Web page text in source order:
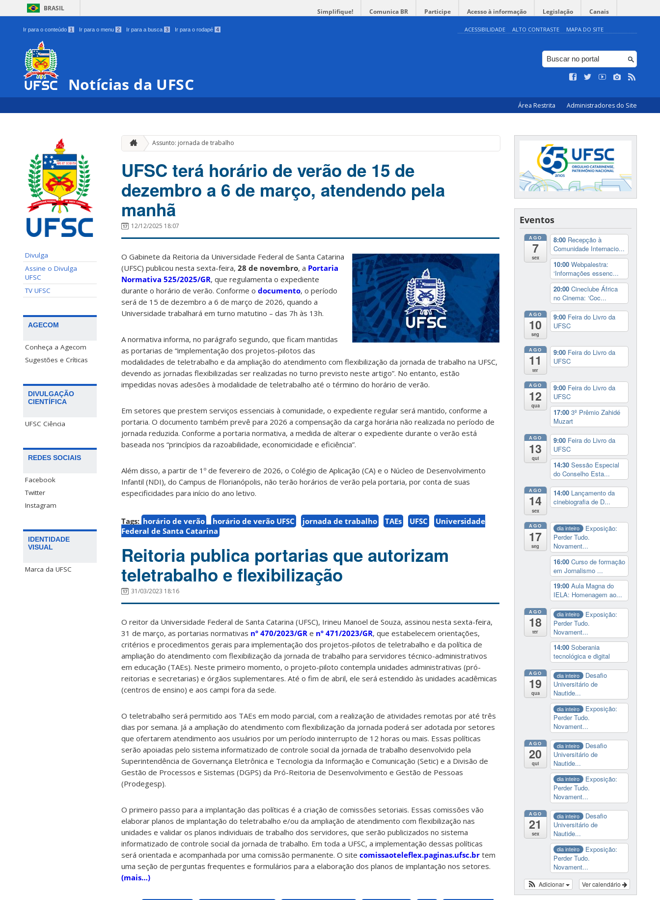
BRASIL Simplifique! Comunica BR Participe Acesso à informação Legislação Canais
Ir para o conteúdo 1 Ir para o menu 2 Ir para a busca 3 Ir para o rodapé 4 ACESSIBILIDADE ALTO CONTRASTE MAPA DO SITE
Notícias da UFSC
Área Restrita Administradores do Site
Divulga
Assine o Divulga
UFSC
TV UFSC
AGECOM
Conheça a Agecom
Sugestões e Críticas
DIVULGAÇÃO
CIENTÍFICA
UFSC Ciência
REDES SOCIAIS
Facebook
Twitter
Instagram
IDENTIDADE
VISUAL
Marca da UFSC
Assunto: jornada de trabalho
UFSC terá horário de verão de 15 de
dezembro a 6 de março, atendendo pela
manhã
12/12/2025 18:07
O Gabinete da Reitoria da Universidade Federal de Santa Catarina
(UFSC) publicou nesta sexta-feira, 28 de novembro, a Portaria
Normativa 525/2025/GR, que regulamenta o expediente
durante o horário de verão. Conforme o documento, o período
será de 15 de dezembro a 6 de março de 2026, quando a
Universidade trabalhará em turno matutino – das 7h às 13h.
A normativa informa, no parágrafo segundo, que ficam mantidas
as portarias de “implementação dos projetos-pilotos das
modalidades de teletrabalho e da ampliação do atendimento com flexibilização da jornada de trabalho na UFSC,
devendo as jornadas flexibilizadas ser realizadas no turno previsto neste artigo”. No entanto, estão
impedidas novas adesões à modalidade de teletrabalho até o término do horário de verão.
Em setores que prestem serviços essenciais à comunidade, o expediente regular será mantido, conforme a
portaria. O documento também prevê para 2026 a compensação da carga horária não realizada no período de
jornada reduzida. Conforme a portaria normativa, a medida de alterar o expediente durante o verão está
baseada nos “princípios da razoabilidade, economicidade e eficiência”.
Além disso, a partir de 1º de fevereiro de 2026, o Colégio de Aplicação (CA) e o Núcleo de Desenvolvimento
Infantil (NDI), do Campus de Florianópolis, não terão horários de verão pela portaria, por conta de suas
especificidades para início do ano letivo.
Tags: horário de verão horário de verão UFSC jornada de trabalho TAEs UFSC
Universidade
Federal de Santa Catarina
Reitoria publica portarias que autorizam
teletrabalho e flexibilização
31/03/2023 18:16
O reitor da Universidade Federal de Santa Catarina (UFSC), Irineu Manoel de Souza, assinou nesta sexta-feira,
31 de março, as portarias normativas nº 470/2023/GR e nº 471/2023/GR, que estabelecem orientações,
critérios e procedimentos gerais para implementação dos projetos-pilotos de teletrabalho e da política de
ampliação do atendimento com flexibilização da jornada de trabalho para servidores técnico-administrativos
em educação (TAEs). Neste primeiro momento, o projeto-piloto contempla unidades administrativas (pró-
reitorias e secretarias) e órgãos suplementares. Até o fim de abril, ele será estendido às unidades acadêmicas
(centros de ensino) e aos campi fora da sede.
O teletrabalho será permitido aos TAEs em modo parcial, com a realização de atividades remotas por até três
dias por semana. Já a ampliação do atendimento com flexibilização da jornada poderá ser adotada por setores
que ofertarem atendimento aos usuários por um período ininterrupto de 12 horas ou mais. Essas políticas
serão apoiadas pelo sistema informatizado de controle social da jornada de trabalho desenvolvido pela
Superintendência de Governança Eletrônica e Tecnologia da Informação e Comunicação (Setic) e a Divisão de
Gestão de Processos e Sistemas (DGPS) da Pró-Reitoria de Desenvolvimento e Gestão de Pessoas
(Prodegesp).
O primeiro passo para a implantação das políticas é a criação de comissões setoriais. Essas comissões vão
elaborar planos de implantação do teletrabalho e/ou da ampliação de atendimento com flexibilização nas
unidades e validar os planos individuais de trabalho dos servidores, que serão publicizados no sistema
informatizado de controle social da jornada de trabalho. Em toda a UFSC, a implementação dessas políticas
será orientada e acompanhada por uma comissão permanente. O site comissaoteleflex.paginas.ufsc.br tem
uma seção de perguntas frequentes e formulários para a elaboração dos planos de implantação nos setores.
(mais…)
Eventos
AGO
7
sex
8:00 Recepção à
Comunidade Internacio...
10:00 Webpalestra:
‘Informações essenc...
20:00 Cineclube África
no Cinema: ‘Coc...
AGO
10
seg
9:00 Feira do Livro da
UFSC
AGO
11
ter
9:00 Feira do Livro da
UFSC
AGO
12
qua
9:00 Feira do Livro da
UFSC
17:00 3º Prêmio Zahidé
Muzart
AGO
13
qui
9:00 Feira do Livro da
UFSC
14:30 Sessão Especial
do Conselho Esta...
AGO
14
sex
14:00 Lançamento da
cinebiografia de D...
AGO
17
seg
dia inteiro
Exposição:
Perder Tudo.
Novament...
16:00 Curso de formação
em Jornalismo ...
19:00 Aula Magna do
IELA: Homenagem ao...
AGO
18
ter
dia inteiro
Exposição:
Perder Tudo.
Novament...
14:00 Soberania
tecnológica e digital
AGO
19
qua
dia inteiro
Desafio
Universitário de
Nautide...
dia inteiro
Exposição:
Perder Tudo.
Novament...
AGO
20
qui
dia inteiro
Desafio
Universitário de
Nautide...
dia inteiro
Exposição:
Perder Tudo.
Novament...
AGO
21
sex
dia inteiro
Desafio
Universitário de
Nautide...
dia inteiro
Exposição:
Perder Tudo.
Novament...
Ver calendário
Adicionar